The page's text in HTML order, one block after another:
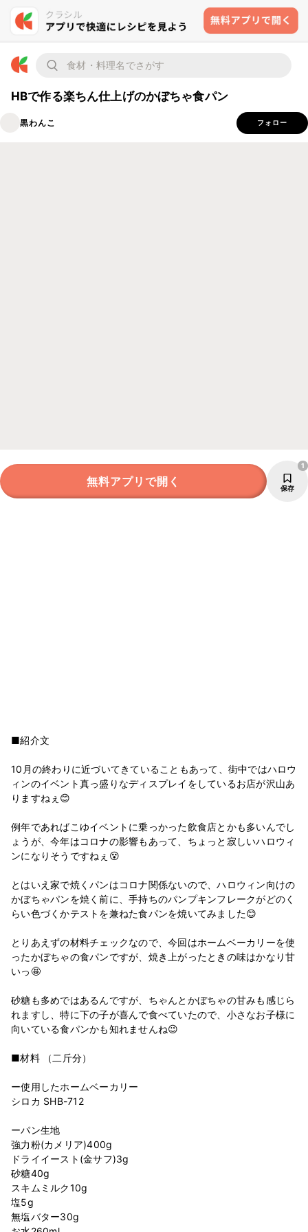
HBで作る楽ちん仕上げのかぼちゃ食パン
黒わんこ フォロー
無料アプリで開く 保存
1
■紹介文
10月の終わりに近づいてきていることもあって、街中ではハロウ
ィンのイベント真っ盛りなディスプレイをしているお店が沢山あ
りますねぇ😊
例年であればこゆイベントに乗っかった飲食店とかも多いんでし
ょうが、今年はコロナの影響もあって、ちょっと寂しいハロウィ
ンになりそうですねぇ😵
とはいえ家で焼くパンはコロナ関係ないので、ハロウィン向けの
かぼちゃパンを焼く前に、手持ちのパンプキンフレークがどのく
らい色づくかテストを兼ねた食パンを焼いてみました😊
とりあえずの材料チェックなので、今回はホームベーカリーを使
ったかぼちゃの食パンですが、焼き上がったときの味はかなり甘
いっ🤩
砂糖も多めではあるんですが、ちゃんとかぼちゃの甘みも感じら
れますし、特に下の子が喜んで食べていたので、小さなお子様に
向いている食パンかも知れませんね😉
■材料 （二斤分）
ー使用したホームベーカリー
シロカ SHB-712
ーパン生地
強力粉(カメリア)400g
ドライイースト(金サフ)3g
砂糖40g
スキムミルク10g
塩5g
無塩バター30g